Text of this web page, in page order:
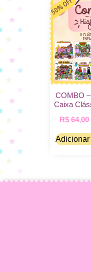
COMBO
Caixa
R$64,00